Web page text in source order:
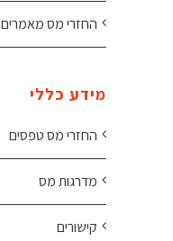
החזרי מס מאמרים
מידע כללי
החזרי מס טפסים
מדרגות מס
קישורים